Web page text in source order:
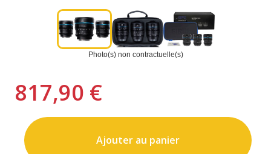
Photo(s) non contractuelle(s)
817,90 €
Ajouter au panier